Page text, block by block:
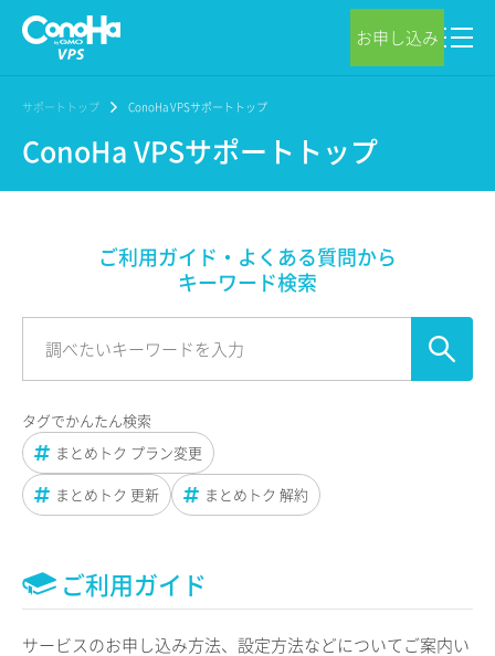
お申し込み
サポートトップ ConoHa VPSサポートトップ
ConoHa VPSサポートトップ
ご利用ガイド・よくある質問から
キーワード検索
タグでかんたん検索
まとめトク プラン変更
まとめトク 更新
まとめトク 解約
ご利用ガイド
サービスのお申し込み方法、設定方法などについてご案内い